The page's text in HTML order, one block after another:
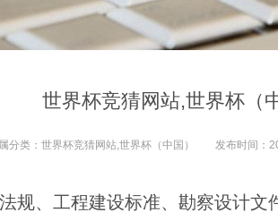
世界杯竞猜网站,世界杯（
分类： 世界杯竞猜网站,世界杯（中国） 发布时间：
规、工程建设标准、勘察设计